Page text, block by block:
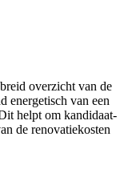
overzicht van de
energetisch van een
helpt om kandidaat-
de renovatiekosten